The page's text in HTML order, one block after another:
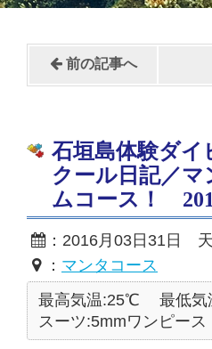
前の記事へ
石垣島体験ダ
クール日記／
ムコース！
：2016月03日31日 天
： マンタコース
最高気温:25℃
最低
スーツ:5mmワンピース